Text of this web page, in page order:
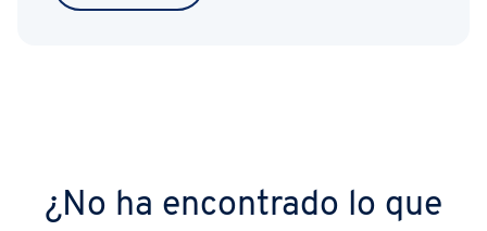
¿No ha encontrado lo que